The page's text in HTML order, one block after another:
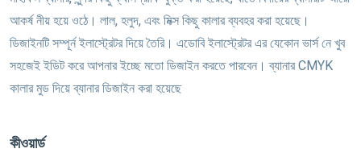
আকর্ষ নীয় হয়ে ওঠে। লাল, হলুদ, এবং মিক্স কিছু কালার ব্যবহর করা হয়েছে।
ডিজাইনটি সম্পূর্ন ইলাস্ট্রেটর দিয়ে তৈরি। এডোবি ইলাস্ট্রেটর এর যেকোন ভার্স নে খুব
সহজেই ইডিট করে আপনার ইচ্ছে মতো ডিজাইন করতে পারবেন। ব্যানার CMYK
কালার মুড দিয়ে ব্যানার ডিজাইন করা হয়েছে
কীওয়ার্ড